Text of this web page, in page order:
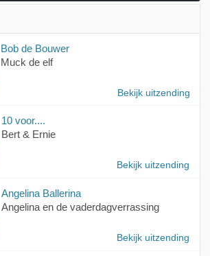
Bob de Bouwer
Muck de elf
Bekijk uitzending
10 voor....
Bert & Ernie
Bekijk uitzending
Angelina Ballerina
Angelina en de vaderdagverrassing
Bekijk uitzending